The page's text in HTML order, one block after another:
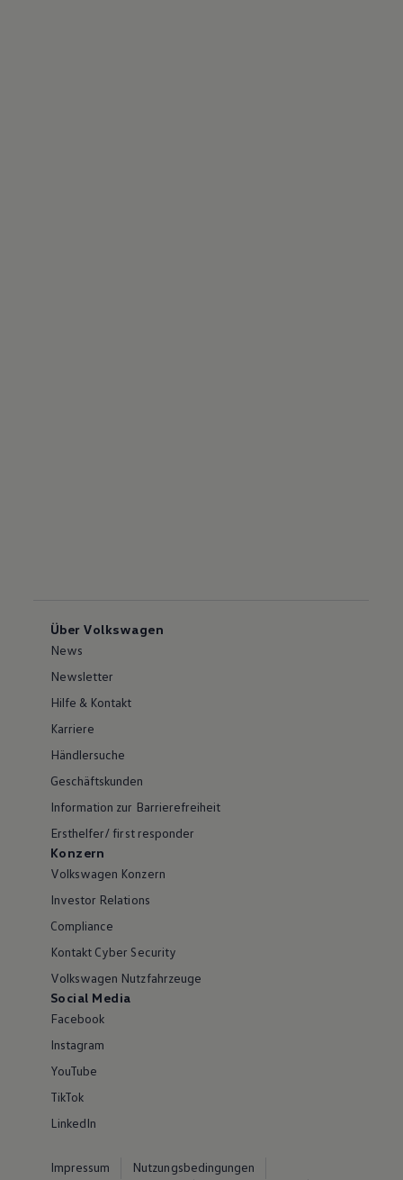
Über Volkswagen
News
Newsletter
Hilfe & Kontakt
Karriere
Händlersuche
Geschäftskunden
Information zur Barrierefreiheit
Ersthelfer/ first responder
Konzern
Volkswagen Konzern
Investor Relations
Compliance
Kontakt Cyber Security
Volkswagen Nutzfahrzeuge
Social Media
Facebook
Instagram
YouTube
TikTok
LinkedIn
Impressum
Nutzungsbedingungen